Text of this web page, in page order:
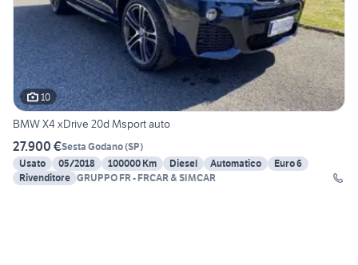
10
BMW X4 xDrive 20d Msport auto
27.900 €Sesta Godano(SP)
Usato
05/2018 100000 Km Diesel Automatico
Euro 6
Rivenditore GRUPPO FR - FRCAR & SIMCAR